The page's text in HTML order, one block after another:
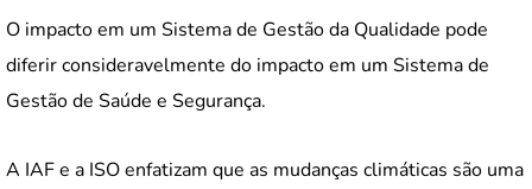
O impacto em um Sistema de Gestão da Qualidade pode
diferir consideravelmente do impacto em um Sistema de
Gestão de Saúde e Segurança.
A IAF e a ISO enfatizam que as mudanças climáticas são uma